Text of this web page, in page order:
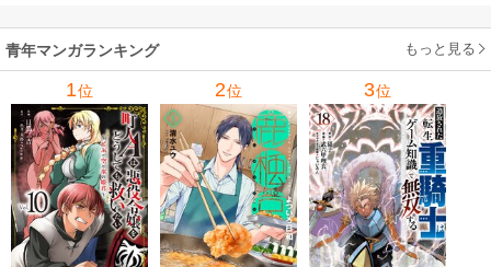
青年マンガランキング もっと見る
1位 2位 3位